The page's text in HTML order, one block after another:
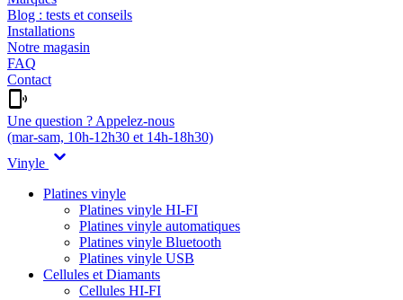
Blog : tests et conseils
Installations
Notre magasin
FAQ
Contact
Une question ? Appelez-nous
(mar-sam, 10h-12h30 et 14h-18h30)
Vinyle
Platines vinyle
Platines vinyle HI-FI
Platines vinyle automatiques
Platines vinyle Bluetooth
Platines vinyle USB
Cellules et Diamants
Cellules HI-FI